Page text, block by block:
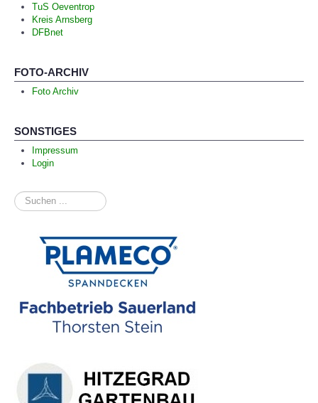
TuS Oeventrop
Kreis Arnsberg
DFBnet
FOTO-ARCHIV
Foto Archiv
SONSTIGES
Impressum
Login
Suchen
...